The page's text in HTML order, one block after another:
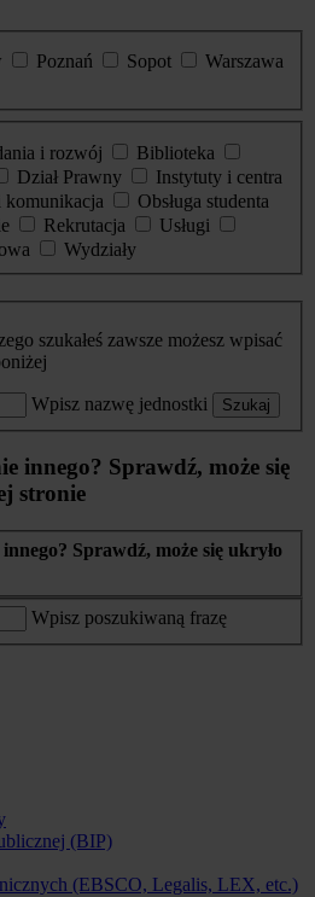
Poznań Sopot
Warszawa
i rozwój
Biblioteka
Dział Prawny
Instytuty i centra
Obsługa studenta
Rekrutacja
Usługi
Wydziały
szukałeś zawsze możesz wpisać
Wpisz nazwę jednostki Szukaj
innego? Sprawdź, może się
stronie
innego? Sprawdź, może się ukryło
Wpisz poszukiwaną frazę
(BIP)
(EBSCO, Legalis, LEX, etc.)